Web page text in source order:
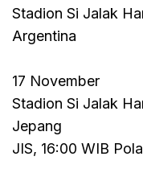
Stadion Si Jalak
Argentina
17 November
Stadion Si Jalak
Jepang
JIS, 16:00 WIB